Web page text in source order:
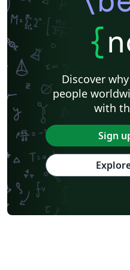
{
Discover
people
with
Sign